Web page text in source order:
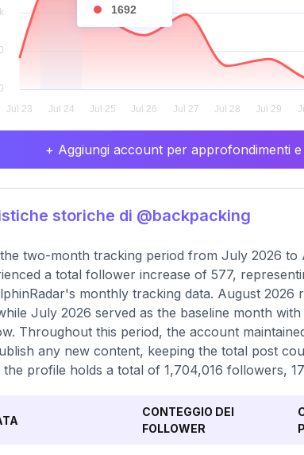
1692
+ Aggiungi account per approfondimenti
storiche di @backpacking
two-month tracking period from July 2026 to
a total follower increase of 577,
monthly tracking data. August
July 2026 served as the baseline month
Throughout this period, the account
any new content, keeping the total post
the profile holds a total of 1,704,016 followers,
CONTEGGIO DEI
FOLLOWER